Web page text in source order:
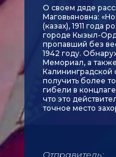
О своем дяде
Маговьяновна:
(казах), 1911 года
городе Кызыл-
пропавший без
1942 году.
Мемориал, а
Калининградской
получить более
гибели в
что это
точное место
Отправитель: